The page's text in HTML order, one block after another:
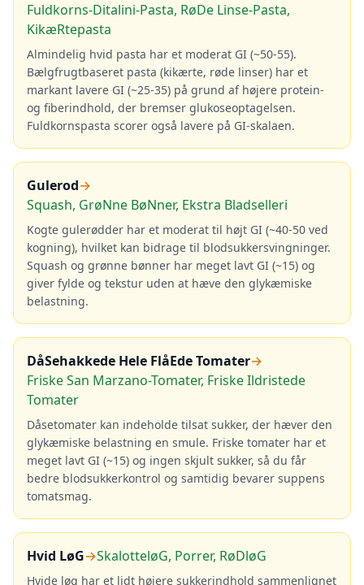
Fuldkorns-Ditalini-Pasta, RøDe Linse-Pasta,
KikæRtepasta
Almindelig hvid pasta har et moderat GI (~50-55).
Bælgfrugtbaseret pasta (kikærte, røde linser) har et
markant lavere GI (~25-35) på grund af højere protein-
og fiberindhold, der bremser glukoseoptagelsen.
Fuldkornspasta scorer også lavere på GI-skalaen.
Gulerod→
Squash, GrøNne BøNner, Ekstra Bladselleri
Kogte gulerødder har et moderat til højt GI (~40-50 ved
kogning), hvilket kan bidrage til blodsukkersvingninger.
Squash og grønne bønner har meget lavt GI (~15) og
giver fylde og tekstur uden at hæve den glykæmiske
belastning.
DåSehakkede Hele FlåEde Tomater→
Friske San Marzano-Tomater, Friske Ildristede
Tomater
Dåsetomater kan indeholde tilsat sukker, der hæver den
glykæmiske belastning en smule. Friske tomater har et
meget lavt GI (~15) og ingen skjult sukker, så du får
bedre blodsukkerkontrol og samtidig bevarer suppens
tomatsmag.
Hvid LøG→SkalotteløG, Porrer, RøDløG
Hvide løg har et lidt højere sukkerindhold sammenlignet